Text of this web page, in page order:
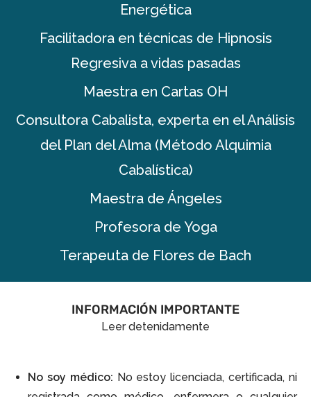
Energética
Facilitadora en técnicas de Hipnosis
Regresiva a vidas pasadas
Maestra en Cartas OH
Consultora Cabalista, experta en el Análisis
del Plan del Alma (Método Alquimia
Cabalística)
Maestra de Ángeles
Profesora de Yoga
Terapeuta de Flores de Bach
INFORMACIÓN IMPORTANTE
Leer detenidamente
No soy médico: No estoy licenciada, certificada, ni